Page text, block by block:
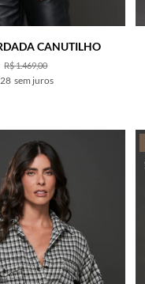
CANUTILHO
R$1.469,00
sem juros